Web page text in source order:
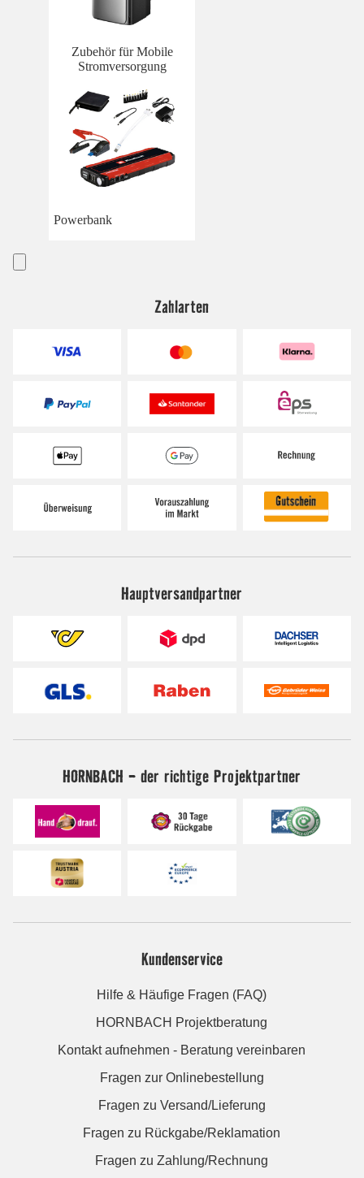
Zubehör für Mobile
Stromversorgung
Powerbank
Zahlarten
Hauptversandpartner
HORNBACH - der richtige Projektpartner
Kundenservice
Hilfe & Häufige Fragen (FAQ)
HORNBACH Projektberatung
Kontakt aufnehmen - Beratung vereinbaren
Fragen zur Onlinebestellung
Fragen zu Versand/Lieferung
Fragen zu Rückgabe/Reklamation
Fragen zu Zahlung/Rechnung